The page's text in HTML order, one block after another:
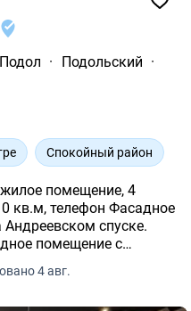
Подол · Подольский ·
Спокойный район
Фасадное
спуске.
помещение с
4 авг.